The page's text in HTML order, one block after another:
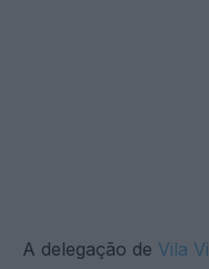
A delegação de Vila